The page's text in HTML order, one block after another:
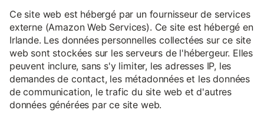
Ce site web est hébergé par un fournisseur de services
externe (Amazon Web Services). Ce site est hébergé en
Irlande. Les données personnelles collectées sur ce site
web sont stockées sur les serveurs de l'hébergeur. Elles
peuvent inclure, sans s'y limiter, les adresses IP, les
demandes de contact, les métadonnées et les données
de communication, le trafic du site web et d'autres
données générées par ce site web.